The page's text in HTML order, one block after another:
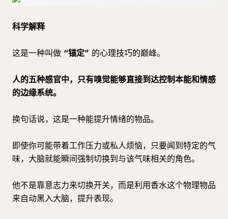
科学解释
这是一种叫做 “锚定” 的心理技巧的巅峰。
人的五种感官中，只有嗅觉能够直接到达控制本能和情感
的边缘系统。
换句话说，这是一种能提升情绪的物品。
即使你可能带着工作压力或私人烦恼，只要闻到特定的气
味，大脑就能瞬间强制切换到与该气味相关的角色。
他不是靠意志力来切换开关，而是利用香水这个物理物品
来自动黑入大脑，提升表现。